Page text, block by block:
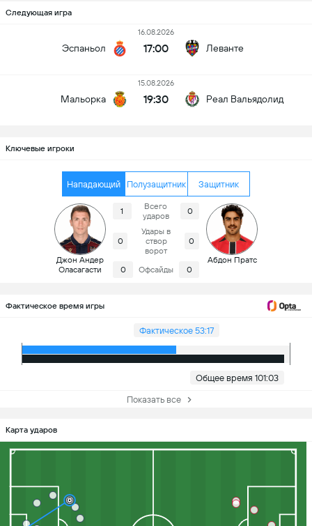
Следующая игра
Эспаньол
16.08.2026
17:00 Леванте
Мальорка
15.08.2026
19:30 Реал Вальядолид
Ключевые игроки
Нападающий Полузащитник Защитник
Джон Андер
Оласагасти
1
Всего
ударов
0
0
Удары в
створ
ворот
0
0 Офсайды 0
Абдон Пратс
Фактическое время игры
Фактическое 53:17
Общее время 101:03
Показать все
Карта ударов